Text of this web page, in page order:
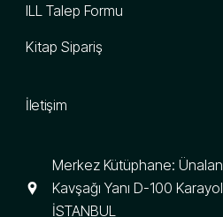
ILL Talep Formu
Kitap Sipariş
İletişim
Merkez Kütüphane:
Kavşağı Yanı D-100
İSTANBUL